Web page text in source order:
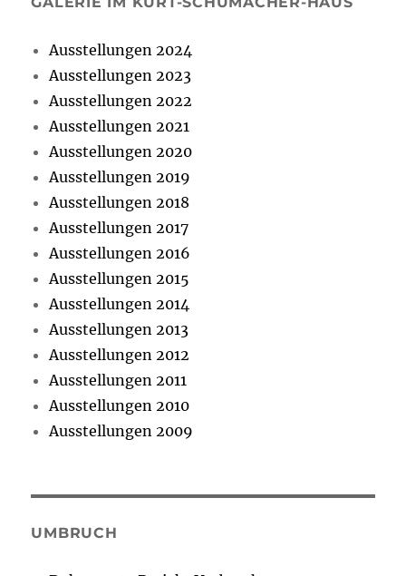
Ausstellungen 2024
Ausstellungen 2023
Ausstellungen 2022
Ausstellungen 2021
Ausstellungen 2020
Ausstellungen 2019
Ausstellungen 2018
Ausstellungen 2017
Ausstellungen 2016
Ausstellungen 2015
Ausstellungen 2014
Ausstellungen 2013
Ausstellungen 2012
Ausstellungen 2011
Ausstellungen 2010
Ausstellungen 2009
UMBRUCH